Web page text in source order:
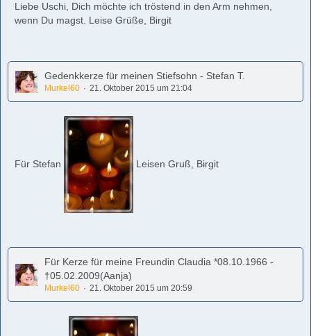
Liebe Uschi, Dich möchte ich tröstend in den Arm nehmen,
wenn Du magst. Leise Grüße, Birgit
Gedenkkerze für meinen Stiefsohn - Stefan T.
Murkel60 21. Oktober 2015 um 21:04
Für Stefan Leisen Gruß, Birgit
Für Kerze für meine Freundin Claudia *08.10.1966 -
†05.02.2009(Aanja)
Murkel60 21. Oktober 2015 um 20:59